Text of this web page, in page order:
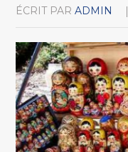
ÉCRIT PAR ADMIN